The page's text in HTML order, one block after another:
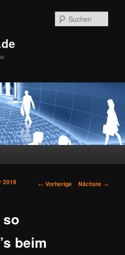
Artikelnavigation
← Vorherige Nächste →
beim
2019